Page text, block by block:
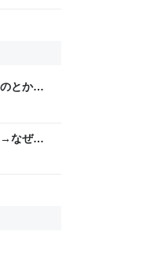
とか
簡単レ
→なぜ求